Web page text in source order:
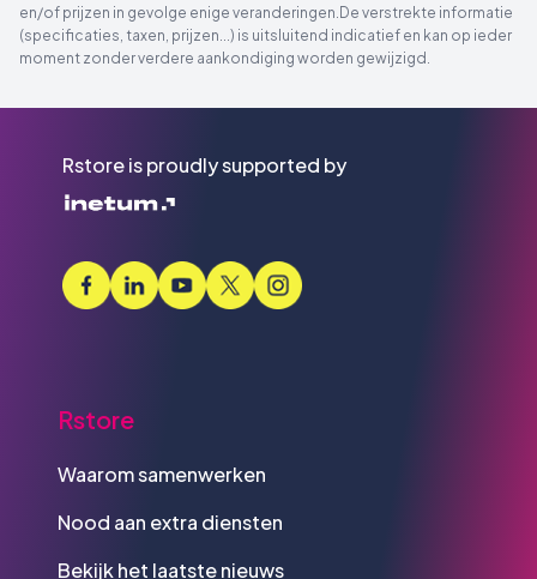
en/of prijzen in gevolge enige veranderingen.De verstrekte informatie
(specificaties, taxen, prijzen...) is uitsluitend indicatief en kan op ieder
moment zonder verdere aankondiging worden gewijzigd.
Rstore is proudly supported by
Rstore
Waarom samenwerken
Nood aan extra diensten
Bekijk het laatste nieuws